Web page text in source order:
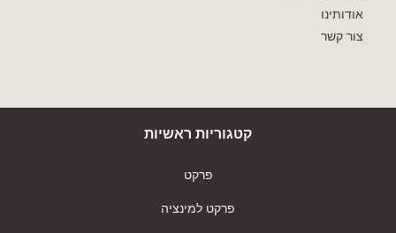
אודותינו
צור קשר
קטגוריות ראשיות
פרקט
פרקט למינציה